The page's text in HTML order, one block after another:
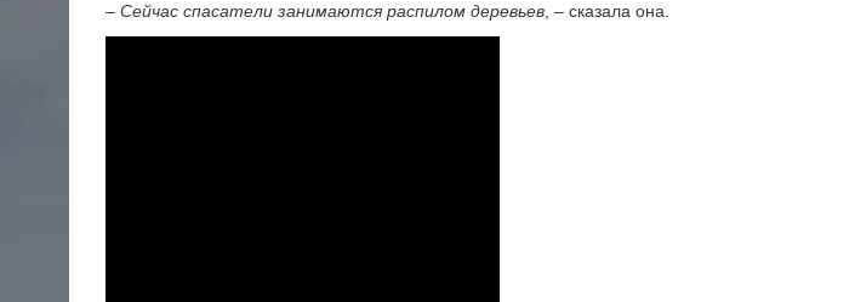
– Сейчас спасатели занимаются распилом деревьев , – сказала она.